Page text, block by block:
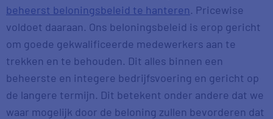
beheerst beloningsbeleid te hanteren. Pricewise
voldoet daaraan. Ons beloningsbeleid is erop gericht
om goede gekwalificeerde medewerkers aan te
trekken en te behouden. Dit alles binnen een
beheerste en integere bedrijfsvoering en gericht op
de langere termijn. Dit betekent onder andere dat we
waar mogelijk door de beloning zullen bevorderen dat